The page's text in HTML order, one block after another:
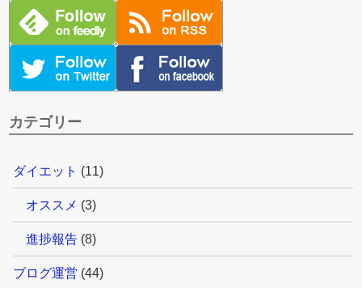
カテゴリー
ダイエット (11)
オススメ (3)
進捗報告 (8)
ブログ運営 (44)